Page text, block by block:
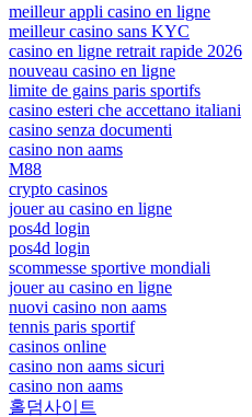
meilleur appli casino en ligne
meilleur casino sans KYC
casino en ligne retrait rapide 2026
nouveau casino en ligne
limite de gains paris sportifs
casino esteri che accettano italiani
casino senza documenti
casino non aams
M88
crypto casinos
jouer au casino en ligne
pos4d login
pos4d login
scommesse sportive mondiali
jouer au casino en ligne
nuovi casino non aams
tennis paris sportif
casinos online
casino non aams sicuri
casino non aams
홀덤사이트